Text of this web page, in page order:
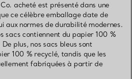
acheté est présenté dans une
ce célèbre emballage date de
aux normes de durabilité modernes.
sacs contiennent du papier 100 %
plus, nos sacs bleus sont
100 % recyclé, tandis que les
fabriquées à partir de